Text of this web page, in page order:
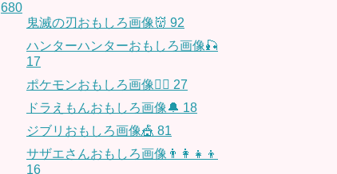
680
鬼滅の刃おもしろ画像👹 92
ハンターハンターおもしろ画像🎣
17
ポケモンおもしろ画像🤹‍♂️ 27
ドラえもんおもしろ画像🔔 18
ジブリおもしろ画像🎪 81
サザエさんおもしろ画像👨‍👩‍👧‍👦
16